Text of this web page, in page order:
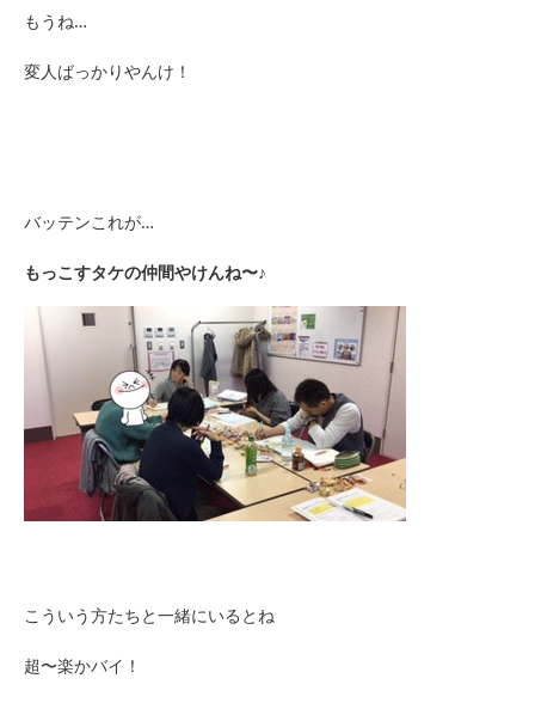
もうね…
変人ばっかりやんけ！
バッテンこれが…
もっこすタケの仲間やけんね〜♪
こういう方たちと一緒にいるとね
超〜楽かバイ！